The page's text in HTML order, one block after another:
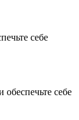
себе
себе